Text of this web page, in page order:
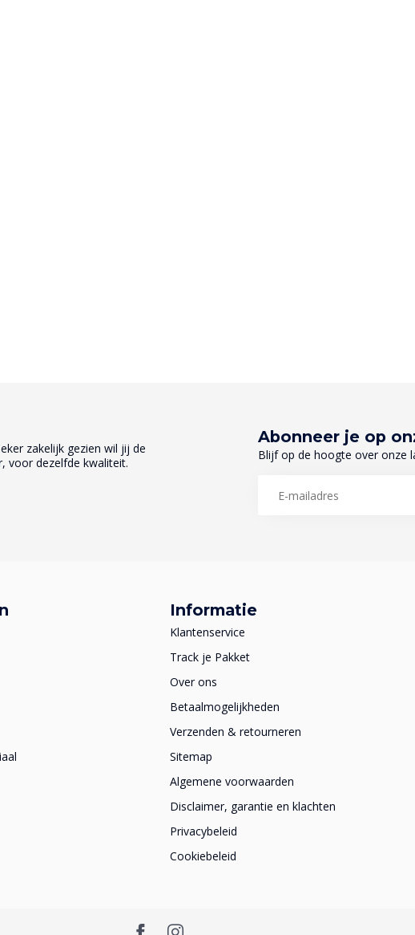
zakelijk gezien wil jij de
voor dezelfde kwaliteit.
Abonneer je op
Blijf op de hoogte over onze
Informatie
Klantenservice
Track je Pakket
Over ons
Betaalmogelijkheden
Verzenden & retourneren
Sitemap
Algemene voorwaarden
Disclaimer, garantie en klachten
Privacybeleid
Cookiebeleid